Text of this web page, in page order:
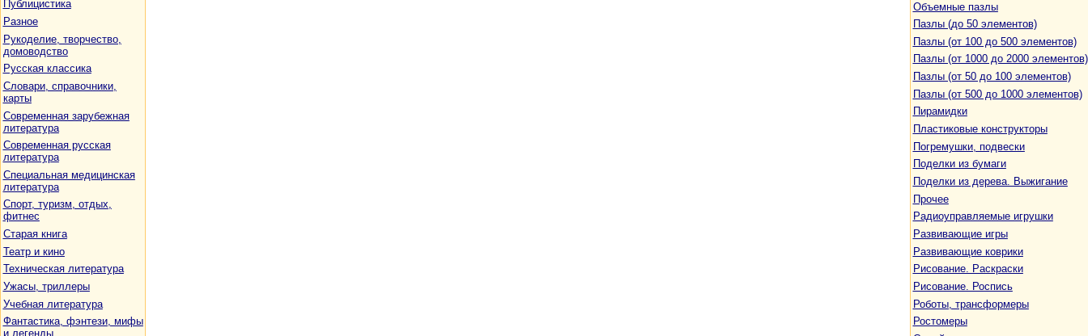
Публицистика
Разное
Рукоделие, творчество,
домоводство
Русская классика
Словари, справочники,
карты
Современная зарубежная
литература
Современная русская
литература
Специальная медицинская
литература
Спорт, туризм, отдых,
фитнес
Старая книга
Театр и кино
Техническая литература
Ужасы, триллеры
Учебная литература
Фантастика, фэнтези, мифы
и легенды
Объемные пазлы
Пазлы (до 50 элементов)
Пазлы (от 100 до 500 элементов)
Пазлы (от 1000 до 2000 элементов)
Пазлы (от 50 до 100 элементов)
Пазлы (от 500 до 1000 элементов)
Пирамидки
Пластиковые конструкторы
Погремушки, подвески
Поделки из бумаги
Поделки из дерева. Выжигание
Прочее
Радиоуправляемые игрушки
Развивающие игры
Развивающие коврики
Рисование. Раскраски
Рисование. Роспись
Роботы, трансформеры
Ростомеры